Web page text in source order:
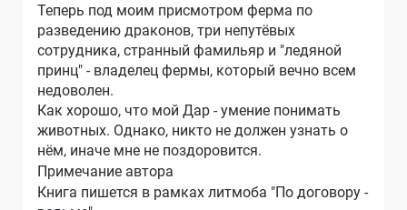
Теперь под моим присмотром ферма по
разведению драконов, три непутёвых
сотрудника, странный фамильяр и "ледяной
принц" - владелец фермы, который вечно всем
недоволен.
Как хорошо, что мой Дар - умение понимать
животных. Однако, никто не должен узнать о
нём, иначе мне не поздоровится.
Примечание автора
Книга пишется в рамках литмоба "По договору -